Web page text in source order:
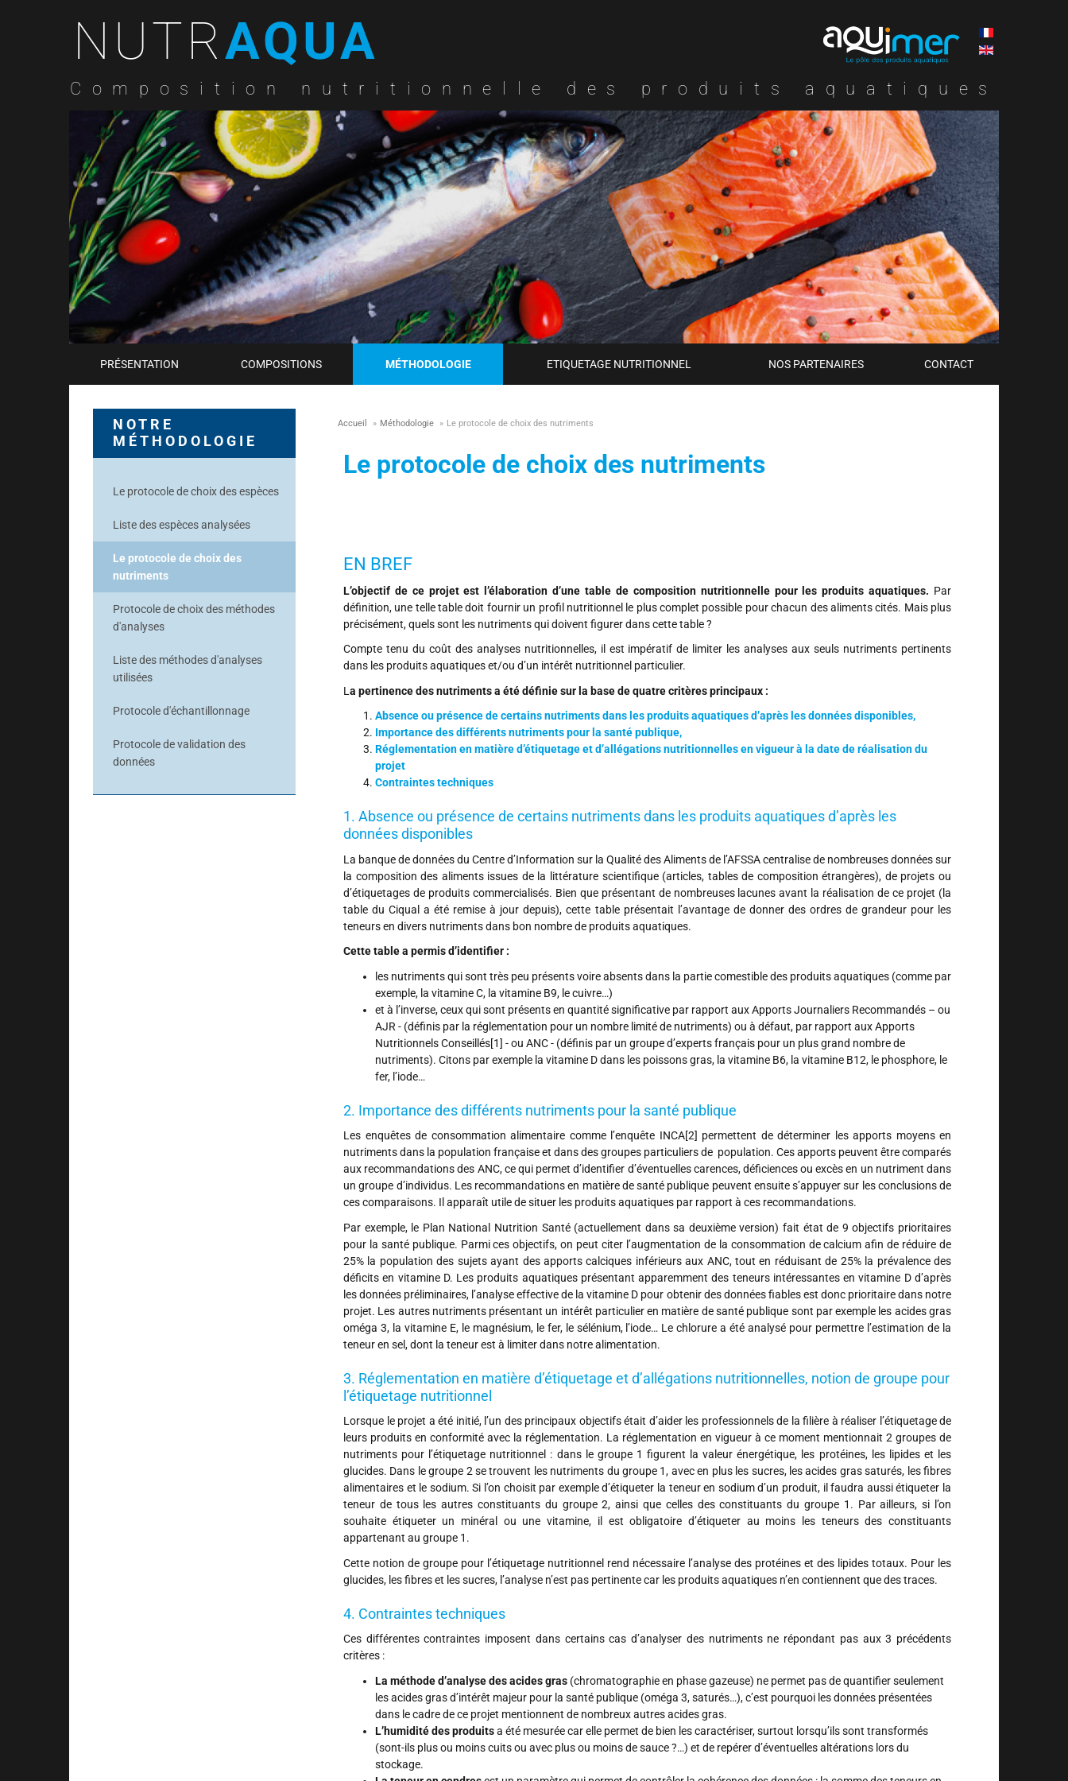
NUTRAQUA
Composition nutritionnelle des produits aquatiques
PRÉSENTATION COMPOSITIONS MÉTHODOLOGIE ETIQUETAGE NUTRITIONNEL NOS PARTENAIRES CONTACT
Accueil » Méthodologie » Le protocole de choix des nutriments
Le protocole de choix des nutriments
EN BREF
L’objectif de ce projet est l’élaboration d’une table de composition nutritionnelle pour les produits aquatiques. Par
définition, une telle table doit fournir un profil nutritionnel le plus complet possible pour chacun des aliments cités. Mais plus
précisément, quels sont les nutriments qui doivent figurer dans cette table ?
Compte tenu du coût des analyses nutritionnelles, il est impératif de limiter les analyses aux seuls nutriments pertinents
dans les produits aquatiques et/ou d’un intérêt nutritionnel particulier.
L a pertinence des nutriments a été définie sur la base de quatre critères principaux :
Absence ou présence de certains nutriments dans les produits aquatiques d’après les données disponibles,
Importance des différents nutriments pour la santé publique,
Réglementation en matière d’étiquetage et d’allégations nutritionnelles en vigueur à la date de réalisation du
projet
Contraintes techniques
1. Absence ou présence de certains nutriments dans les produits aquatiques d’après les
données disponibles
La banque de données du Centre d’Information sur la Qualité des Aliments de l’AFSSA centralise de nombreuses données sur
la composition des aliments issues de la littérature scientifique (articles, tables de composition étrangères), de projets ou
d’étiquetages de produits commercialisés. Bien que présentant de nombreuses lacunes avant la réalisation de ce projet (la
table du Ciqual a été remise à jour depuis), cette table présentait l’avantage de donner des ordres de grandeur pour les
teneurs en divers nutriments dans bon nombre de produits aquatiques.
Cette table a permis d’identifier :
les nutriments qui sont très peu présents voire absents dans la partie comestible des produits aquatiques (comme par
exemple, la vitamine C, la vitamine B9, le cuivre…)
et à l’inverse, ceux qui sont présents en quantité significative par rapport aux Apports Journaliers Recommandés – ou
AJR - (définis par la réglementation pour un nombre limité de nutriments) ou à défaut, par rapport aux Apports
Nutritionnels Conseillés[1] - ou ANC - (définis par un groupe d’experts français pour un plus grand nombre de
nutriments). Citons par exemple la vitamine D dans les poissons gras, la vitamine B6, la vitamine B12, le phosphore, le
fer, l’iode…
2. Importance des différents nutriments pour la santé publique
Les enquêtes de consommation alimentaire comme l’enquête INCA[2] permettent de déterminer les apports moyens en
nutriments dans la population française et dans des groupes particuliers de population. Ces apports peuvent être comparés
aux recommandations des ANC, ce qui permet d’identifier d’éventuelles carences, déficiences ou excès en un nutriment dans
un groupe d’individus. Les recommandations en matière de santé publique peuvent ensuite s’appuyer sur les conclusions de
ces comparaisons. Il apparaît utile de situer les produits aquatiques par rapport à ces recommandations.
Par exemple, le Plan National Nutrition Santé (actuellement dans sa deuxième version) fait état de 9 objectifs prioritaires
pour la santé publique. Parmi ces objectifs, on peut citer l’augmentation de la consommation de calcium afin de réduire de
25% la population des sujets ayant des apports calciques inférieurs aux ANC, tout en réduisant de 25% la prévalence des
déficits en vitamine D. Les produits aquatiques présentant apparemment des teneurs intéressantes en vitamine D d’après
les données préliminaires, l’analyse effective de la vitamine D pour obtenir des données fiables est donc prioritaire dans notre
projet. Les autres nutriments présentant un intérêt particulier en matière de santé publique sont par exemple les acides gras
oméga 3, la vitamine E, le magnésium, le fer, le sélénium, l’iode… Le chlorure a été analysé pour permettre l’estimation de la
teneur en sel, dont la teneur est à limiter dans notre alimentation.
3. Réglementation en matière d’étiquetage et d’allégations nutritionnelles, notion de groupe pour
l’étiquetage nutritionnel
Lorsque le projet a été initié, l’un des principaux objectifs était d’aider les professionnels de la filière à réaliser l’étiquetage de
leurs produits en conformité avec la réglementation. La réglementation en vigueur à ce moment mentionnait 2 groupes de
nutriments pour l’étiquetage nutritionnel : dans le groupe 1 figurent la valeur énergétique, les protéines, les lipides et les
glucides. Dans le groupe 2 se trouvent les nutriments du groupe 1, avec en plus les sucres, les acides gras saturés, les fibres
alimentaires et le sodium. Si l’on choisit par exemple d’étiqueter la teneur en sodium d’un produit, il faudra aussi étiqueter la
teneur de tous les autres constituants du groupe 2, ainsi que celles des constituants du groupe 1. Par ailleurs, si l’on
souhaite étiqueter un minéral ou une vitamine, il est obligatoire d’étiqueter au moins les teneurs des constituants
appartenant au groupe 1.
Cette notion de groupe pour l’étiquetage nutritionnel rend nécessaire l’analyse des protéines et des lipides totaux. Pour les
glucides, les fibres et les sucres, l’analyse n’est pas pertinente car les produits aquatiques n’en contiennent que des traces.
4. Contraintes techniques
Ces différentes contraintes imposent dans certains cas d’analyser des nutriments ne répondant pas aux 3 précédents
critères :
La méthode d’analyse des acides gras (chromatographie en phase gazeuse) ne permet pas de quantifier seulement
les acides gras d’intérêt majeur pour la santé publique (oméga 3, saturés…), c’est pourquoi les données présentées
dans le cadre de ce projet mentionnent de nombreux autres acides gras.
L’humidité des produitsa été mesurée car elle permet de bien les caractériser, surtout lorsqu’ils sont transformés
(sont-ils plus ou moins cuits ou avec plus ou moins de sauce ?…) et de repérer d’éventuelles altérations lors du
stockage.
NOTRE
MÉTHODOLOGIE
Le protocole de choix des espèces
Liste des espèces analysées
Le protocole de choix des
nutriments
Protocole de choix des méthodes
d'analyses
Liste des méthodes d'analyses
utilisées
Protocole d'échantillonnage
Protocole de validation des
données